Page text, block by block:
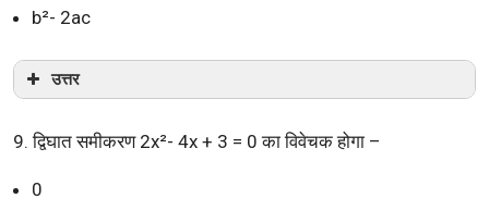
b²- 2ac
उत्तर
9. द्विघात समीकरण 2x²- 4x + 3 = 0 का विवेचक होगा –
0